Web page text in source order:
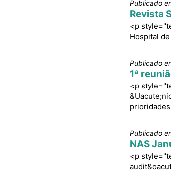
Publicado
Revista
<p
Hospital
Publicado
1ª
<p
Publicado
NAS
<p